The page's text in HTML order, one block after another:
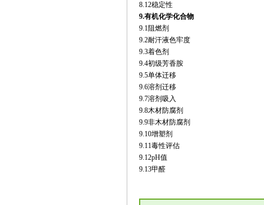
8.12稳定性
9.有机化学化合物
9.1阻燃剂
9.2耐汗液色牢度
9.3着色剂
9.4初级芳香胺
9.5单体迁移
9.6溶剂迁移
9.7溶剂吸入
9.8木材防腐剂
9.9非木材防腐剂
9.10增塑剂
9.11毒性评估
9.12pH值
9.13甲醛